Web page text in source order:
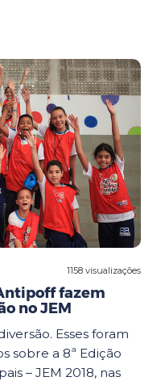
1158 visualizações
fazem
no JEM
Esses foram
sobre a 8ª Edição
– JEM 2018, nas